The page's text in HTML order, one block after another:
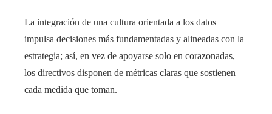
La integración de una cultura orientada a los datos
impulsa decisiones más fundamentadas y alineadas con la
estrategia; así, en vez de apoyarse solo en corazonadas,
los directivos disponen de métricas claras que sostienen
cada medida que toman.